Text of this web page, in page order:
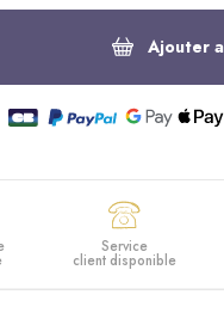
Ajouter
Service
client disponible